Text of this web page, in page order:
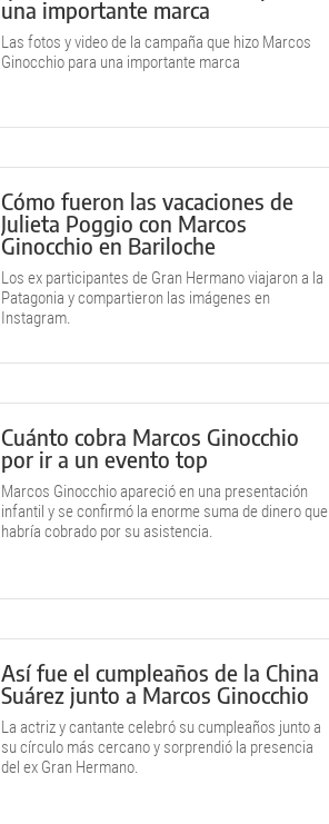
una importante marca
Las fotos y video de la campaña que hizo Marcos
Ginocchio para una importante marca
Cómo fueron las vacaciones de
Julieta Poggio con Marcos
Ginocchio en Bariloche
Los ex participantes de Gran Hermano viajaron a la
Patagonia y compartieron las imágenes en
Instagram.
Cuánto cobra Marcos Ginocchio
por ir a un evento top
Marcos Ginocchio apareció en una presentación
infantil y se confirmó la enorme suma de dinero que
habría cobrado por su asistencia.
Así fue el cumpleaños de la China
Suárez junto a Marcos Ginocchio
La actriz y cantante celebró su cumpleaños junto a
su círculo más cercano y sorprendió la presencia
del ex Gran Hermano.